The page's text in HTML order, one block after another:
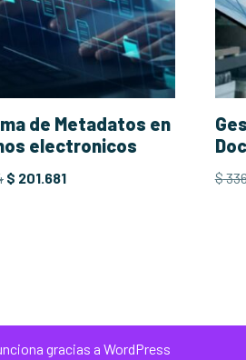
de Metadatos en
electronicos
$ 201.681 $
gracias a WordPress